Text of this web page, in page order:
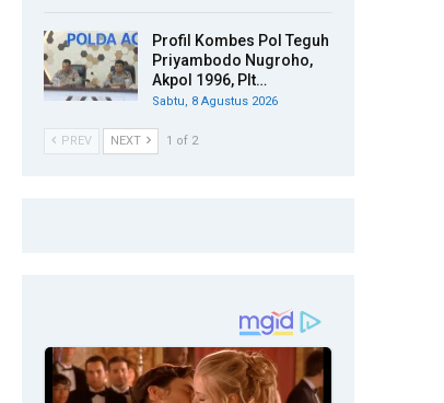
Profil Kombes Pol Teguh
Priyambodo Nugroho,
Akpol 1996, Plt…
Sabtu, 8 Agustus 2026
PREV NEXT 1 of 2